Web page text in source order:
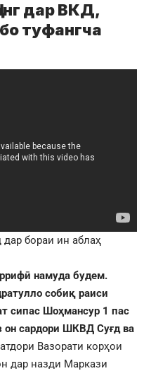
дар ВКД,
туфангча
бораи ин аблаҳ
намуда будем.
собиқ раиси
сипас Шоҳмансур 1 пас
сардори ШКВД Суғд ва
Вазорати корҳои
дар назди Маркази